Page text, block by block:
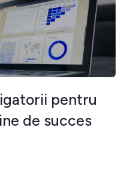
pentru
de succes